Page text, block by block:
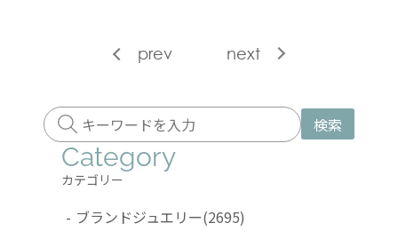
prev next
検索
Category
カテゴリー
- ブランドジュエリー(2695)